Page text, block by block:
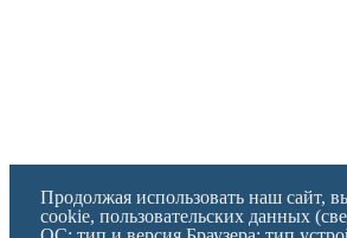
Продолжая использовать наш сайт,
cookie, пользовательских данных